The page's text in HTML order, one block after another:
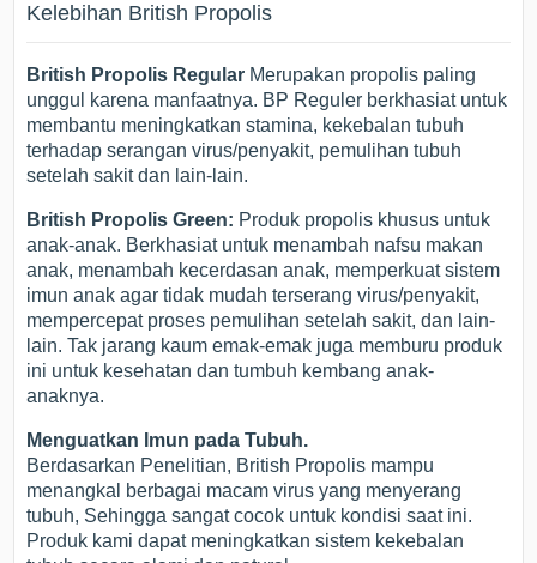
Kelebihan British Propolis
British Propolis Regular Merupakan propolis paling
unggul karena manfaatnya. BP Reguler berkhasiat untuk
membantu meningkatkan stamina, kekebalan tubuh
terhadap serangan virus/penyakit, pemulihan tubuh
setelah sakit dan lain-lain.
British Propolis Green: Produk propolis khusus untuk
anak-anak. Berkhasiat untuk menambah nafsu makan
anak, menambah kecerdasan anak, memperkuat sistem
imun anak agar tidak mudah terserang virus/penyakit,
mempercepat proses pemulihan setelah sakit, dan lain-
lain. Tak jarang kaum emak-emak juga memburu produk
ini untuk kesehatan dan tumbuh kembang anak-
anaknya.
Menguatkan Imun pada Tubuh.
Berdasarkan Penelitian, British Propolis mampu
menangkal berbagai macam virus yang menyerang
tubuh, Sehingga sangat cocok untuk kondisi saat ini.
Produk kami dapat meningkatkan sistem kekebalan